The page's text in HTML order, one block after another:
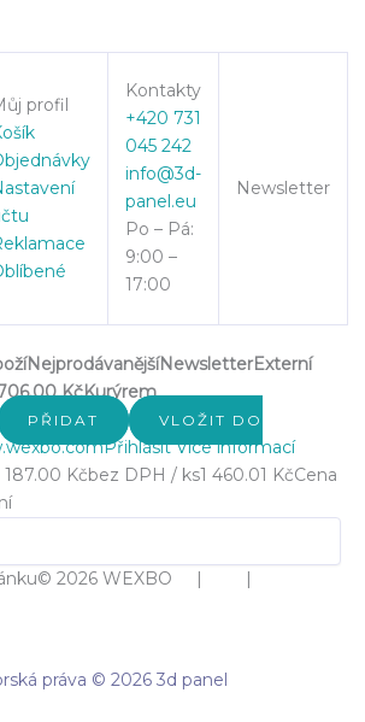
profil
Kontakty
+420 731
045 242
info@3d-
panel.eu
Po – Pá:
9:00 –
17:00
Newsletter
NejprodávanějšíNewsletterExterní
KčKurýrem
PŘIDAT
VLOŽIT DO
Přihlásit Více informací
187.00 Kčbez DPH / ks1 460.01 KčCena
© 2026 WEXBO | |
práva © 2026 3d panel